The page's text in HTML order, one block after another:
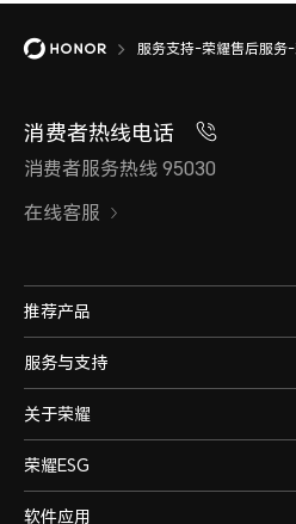
服务支持-荣耀售后服务
消费者热线电话
消费者服务热线 95030
在线客服
推荐产品
服务与支持
关于荣耀
荣耀ESG
软件应用